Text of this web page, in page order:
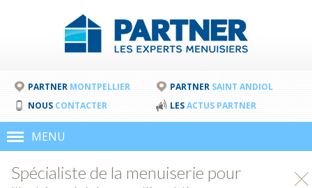
PARTNER MONTPELLIER PARTNER SAINT ANDIOL
NOUS CONTACTER LESACTUS PARTNER
MENU
Spécialiste de la menuiserie pour